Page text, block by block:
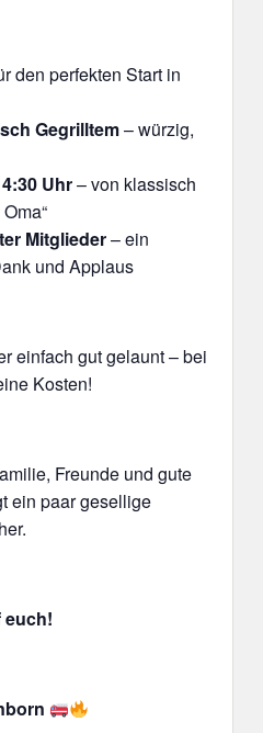
den perfekten Start in
Gegrilltem– würzig,
Uhr– von klassisch
Mitglieder– ein
und Applaus
einfach gut gelaunt – bei
Kosten!
Freunde und gute
ein paar gesellige
euch!